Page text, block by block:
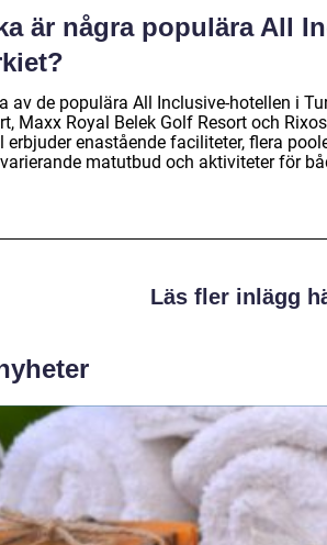
är några populära All
av de populära All Inclusive-hotellen i
Maxx Royal Belek Golf Resort och
erbjuder enastående faciliteter, flera
matutbud och aktiviteter för
Läs fler inlägg